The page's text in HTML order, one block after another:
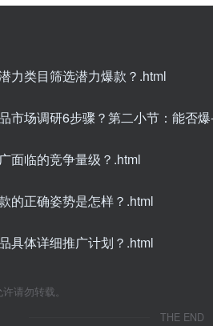
力类目筛选潜力爆款？.html
市场调研6步骤？第二小节：能否
面临的竞争量级？.html
的正确姿势是怎样？.html
具体详细推广计划？.html
请勿转载。
THE END